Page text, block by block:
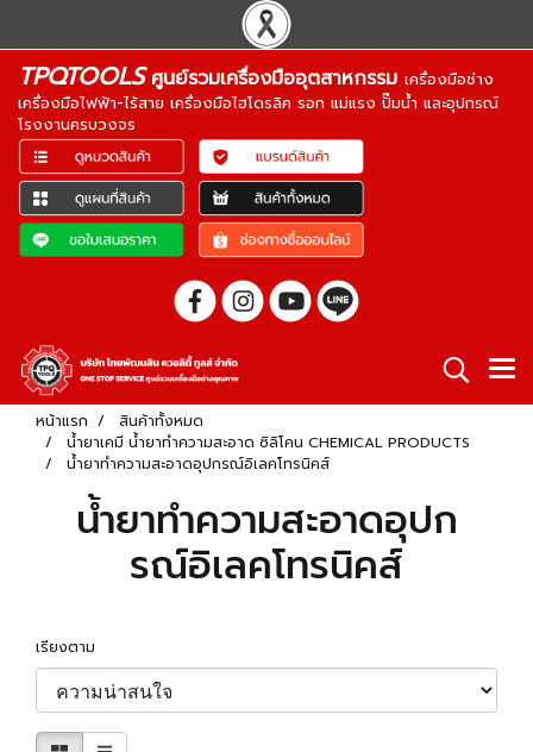
TPQTOOLSศูนย์รวมเครื่องมืออุตสาหกรรม เครื่องมือช่าง
เครื่องมือไฟฟ้า-ไร้สาย เครื่องมือไฮโดรลิค รอก แม่แรง ปั๊มน้ำ และอุปกรณ์
โรงงานครบวงจร
หน้าแรก
สินค้าทั้งหมด
น้ำยาเคมี น้ำยาทำความสะอาด ซิลิโคน CHEMICAL PRODUCTS
น้ำยาทำความสะอาดอุปกรณ์อิเลคโทรนิคส์
น้ำยาทำความสะอาดอุปก
รณ์อิเลคโทรนิคส์
เรียงตาม